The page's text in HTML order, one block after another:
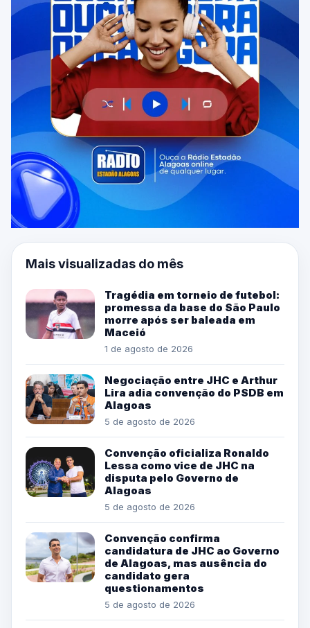
Mais visualizadas do mês
Tragédia em torneio de futebol:
promessa da base do São Paulo
morre após ser baleada em
Maceió
1 de agosto de 2026
Negociação entre JHC e Arthur
Lira adia convenção do PSDB em
Alagoas
5 de agosto de 2026
Convenção oficializa Ronaldo
Lessa como vice de JHC na
disputa pelo Governo de
Alagoas
5 de agosto de 2026
Convenção confirma
candidatura de JHC ao Governo
de Alagoas, mas ausência do
candidato gera
questionamentos
5 de agosto de 2026